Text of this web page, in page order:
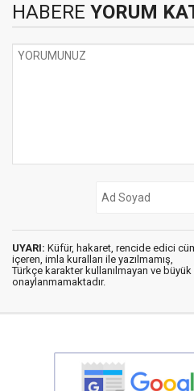
HABERE YORUM
UYARI: Küfür, hakaret, rencide edici
içeren, imla kuralları ile yazılmamış,
Türkçe karakter kullanılmayan ve
onaylanmamaktadır.